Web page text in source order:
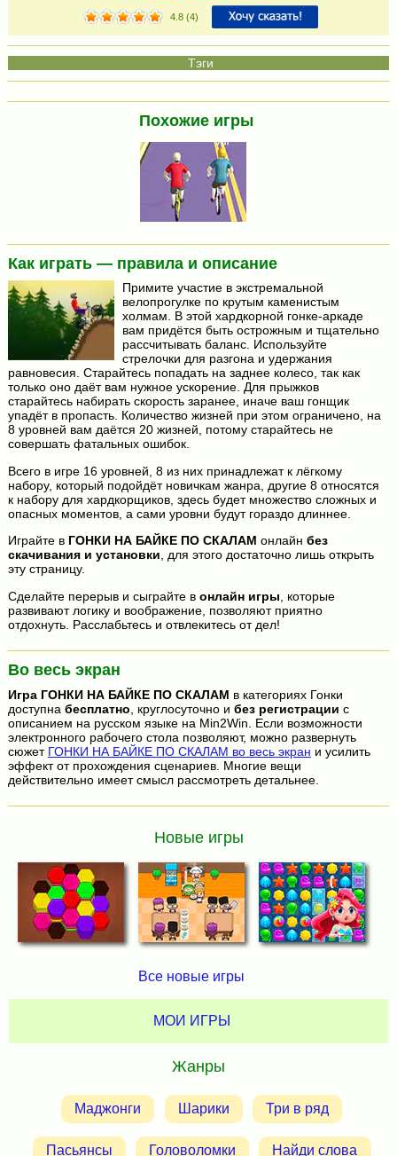
4.8(4)
Похожие игры
Как играть — правила и описание
Примите участие в экстремальной
велопрогулке по крутым каменистым
холмам. В этой хардкорной гонке-аркаде
вам придётся быть острожным и тщательно
рассчитывать баланс. Используйте
стрелочки для разгона и удержания
равновесия. Старайтесь попадать на заднее колесо, так как
только оно даёт вам нужное ускорение. Для прыжков
старайтесь набирать скорость заранее, иначе ваш гонщик
упадёт в пропасть. Количество жизней при этом ограничено, на
8 уровней вам даётся 20 жизней, потому старайтесь не
совершать фатальных ошибок.
Всего в игре 16 уровней, 8 из них принадлежат к лёгкому
набору, который подойдёт новичкам жанра, другие 8 относятся
к набору для хардкорщиков, здесь будет множество сложных и
опасных моментов, а сами уровни будут гораздо длиннее.
Играйте в ГОНКИ НА БАЙКЕ ПО СКАЛАМ онлайн без
скачивания и установки , для этого достаточно лишь открыть
эту страницу.
Сделайте перерыв и сыграйте в онлайн игры , которые
развивают логику и воображение, позволяют приятно
отдохнуть. Расслабьтесь и отвлекитесь от дел!
Во весь экран
Игра ГОНКИ НА БАЙКЕ ПО СКАЛАМ в категориях Гонки
доступна бесплатно , круглосуточно и без регистрации с
описанием на русском языке на Min2Win. Если возможности
электронного рабочего стола позволяют, можно развернуть
сюжет ГОНКИ НА БАЙКЕ ПО СКАЛАМ во весь экран и усилить
эффект от прохождения сценариев. Многие вещи
действительно имеет смысл рассмотреть детальнее.
Новые игры
Все новые игры
МОИ ИГРЫ
Жанры
Маджонги Шарики Три в ряд
Пасьянсы Головоломки Найди слова